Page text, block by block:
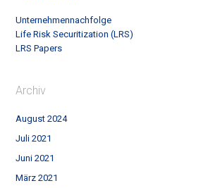
Unternehmennachfolge
Life Risk Securitization (LRS)
LRS Papers
Archiv
August 2024
Juli 2021
Juni 2021
März 2021